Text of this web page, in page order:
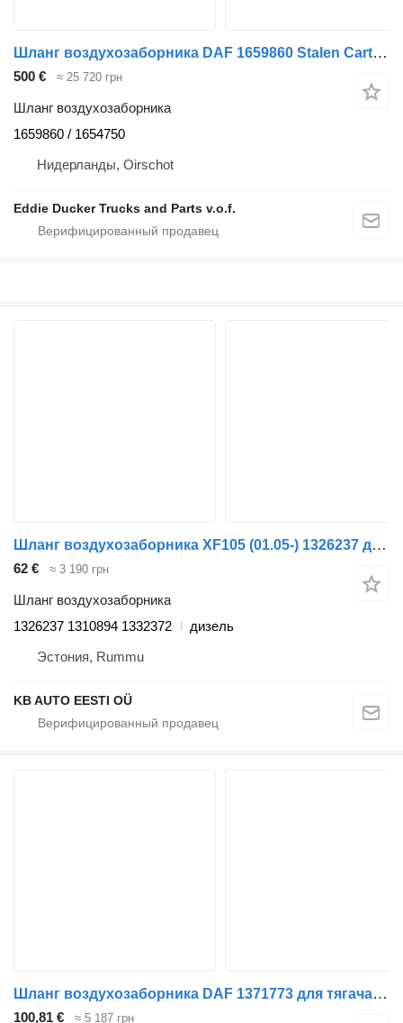
Шланг воздухозаборника DAF 1659860 Stalen Carterpan MET Afdichtrubber для грузовика
500 € ≈ 25 720 грн
Шланг воздухозаборника
1659860 / 1654750
Нидерланды, Oirschot
Eddie Ducker Trucks and Parts v.o.f.
Шланг воздухозаборника XF105 (01.05-) 1326237 для тягача DAF XF95, XF105 (2001-2014)
62 € ≈ 3 190 грн
Шланг воздухозаборника
1326237 1310894 1332372
дизель
Эстония, Rummu
KB AUTO EESTI OÜ
Шланг воздухозаборника DAF 1371773 для тягача DAF LF45, LF55, LF180, CF65, CF75, CF85 (2001-)
100,81 € ≈ 5 187 грн